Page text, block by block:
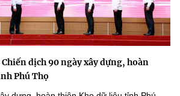
dịch 90 ngày xây dựng, hoàn
Phú Thọ